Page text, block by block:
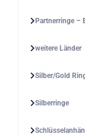
Partnerringe –
weitere Länder
Silber/Gold
Silberringe